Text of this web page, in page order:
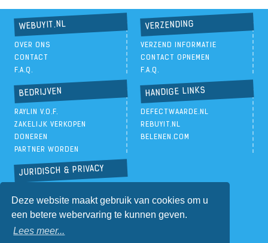
Deze website maakt gebruik van cookies om u
een betere webervaring te kunnen geven.
Lees meer...
WEBUYIT.NL
OVER ONS
CONTACT
F.A.Q.
VERZENDING
VERZEND INFORMATIE
CONTACT OPNEMEN
F.A.Q.
BEDRIJVEN
RAYLIN V.O.F.
ZAKELIJK VERKOPEN
DONEREN
PARTNER WORDEN
HANDIGE LINKS
DEFECTWAARDE.NL
REBUYIT.NL
BELENEN.COM
JURIDISCH & PRIVACY
ALGEMENE VOORWAARDEN